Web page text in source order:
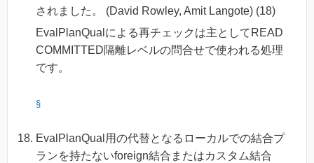
されました。 (David Rowley, Amit Langote) (18)
EvalPlanQualによる再チェックは主としてREAD
COMMITTED隔離レベルの問合せで使われる処理
です。
§
EvalPlanQual用の代替となるローカルでの結合プ
ランを持たないforeign結合またはカスタム結合